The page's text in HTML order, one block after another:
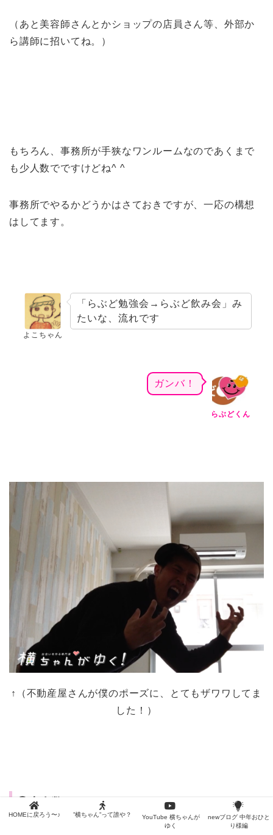
（あと美容師さんとかショップの店員さん等、外部か
ら講師に招いてね。）
もちろん、事務所が手狭なワンルームなのであくまで
も少人数でですけどね^ ^
事務所でやるかどうかはさておきですが、一応の構想
はしてます。
よこちゃん
「らぶど勉強会→らぶど飲み会」み
たいな、流れです
らぶどくん
ガンバ！
↑（不動産屋さんが僕のポーズに、とてもザワワしてま
した！）
④少人数でホームパーティー（ドーナツパー
ティー）とかしてみたい
HOMEに戻ろう〜♪ ”横ちゃん”って誰や？
YouTube 横ちゃんが
ゆく
newブログ 中年おひと
り様編